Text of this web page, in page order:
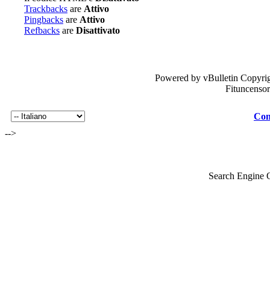
Trackbacks are Attivo
Pingbacks are Attivo
Refbacks are Disattivato
Powered by vBulletin
-->
Search Engine